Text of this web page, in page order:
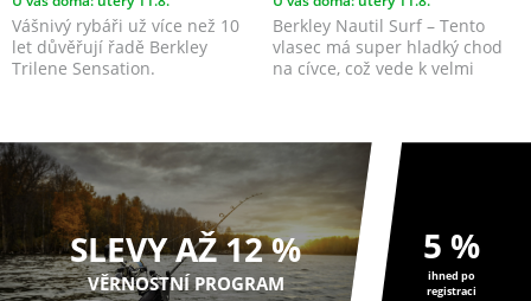
Vášnivý rybáři už více než 10
let důvěřují řadě Berkley
Trilene Sensation.
Berkley Nautil Surf – Tento
vlasec má super hladký chod
na cívce, což vede k velmi
SLEVY AŽ 12 %
VĚRNOSTNÍ PROGRAM
5 %
ihned po
registraci